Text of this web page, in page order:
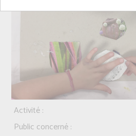
Activité :
Public concerné :